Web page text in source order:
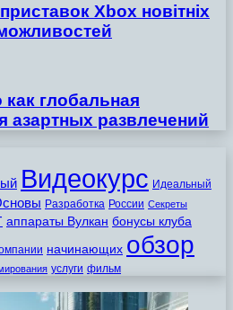
Xbox новітніх
глобальная
азартных развлечений
Видеокурс Идеальный
Разработка России Секреты
аппараты Вулкан бонусы клуба
начинающих обзор
услуги фильм